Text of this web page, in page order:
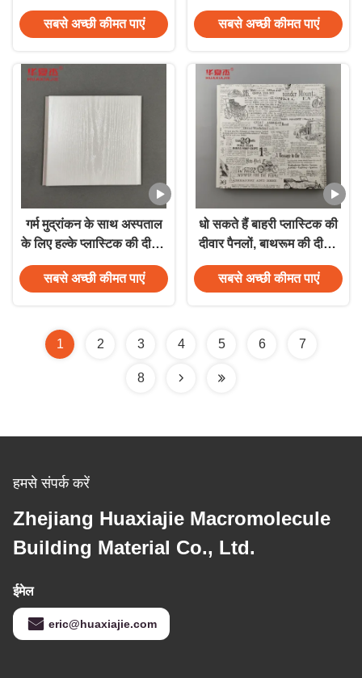
कार्टन बॉक्स में
सबसे अच्छी कीमत पाएं
250 मिमी X 5 मिमी
सबसे अच्छी कीमत पाएं
गर्म मुद्रांकन के साथ अस्पताल
के लिए हल्के प्लास्टिक की दीवार
को कवर पैनलों
सबसे अच्छी कीमत पाएं
धो सकते हैं बाहरी प्लास्टिक की
दीवार पैनलों, बाथरूम की दीवार
कवरिंग
सबसे अच्छी कीमत पाएं
1 2 3 4 5 6 7
8
हमसे संपर्क करें
Zhejiang Huaxiajie Macromolecule
Building Material Co., Ltd.
ईमेल
eric@huaxiajie.com